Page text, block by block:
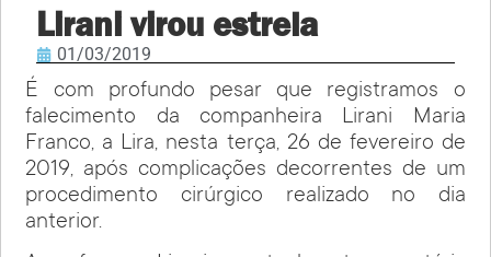
Lirani virou estrela
01/03/2019
É com profundo pesar que registramos o
falecimento da companheira Lirani Maria
Franco, a Lira, nesta terça, 26 de fevereiro de
2019, após complicações decorrentes de um
procedimento cirúrgico realizado no dia
anterior.